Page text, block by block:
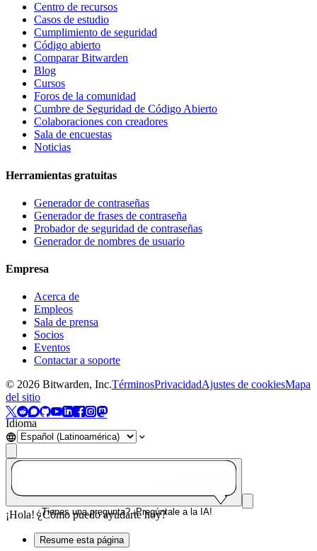
Centro de recursos
Casos de estudio
Cumplimiento de seguridad
Código abierto
Comparar Bitwarden
Blog
Cursos
Foros de la comunidad
Cumbre de Seguridad de Código Abierto
Colaboraciones con creadores
Sala de encuestas
Noticias
Herramientas gratuitas
Generador de contraseñas
Generador de frases de contraseña
Probador de seguridad de contraseñas
Generador de nombres de usuario
Empresa
Acerca de
Empleos
Sala de prensa
Socios
Eventos
Contactar a soporte
© 2026 Bitwarden, Inc.TérminosPrivacidadAjustes de cookiesMapa
del sitio
Idioma
¿Tienes una pregunta? ¡Pregúntale a la IA!
¡Hola! ¿Cómo puedo ayudarte hoy?
Resume esta página